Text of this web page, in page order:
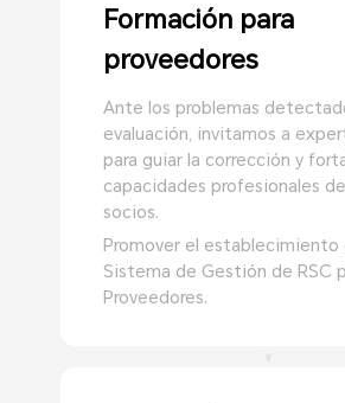
Formación para
proveedores
Ante los problemas
evaluación, invitamos a
para guiar la corrección y
capacidades profesionales
socios.
Promover el establecimiento
Sistema de Gestión de RSC
Proveedores.